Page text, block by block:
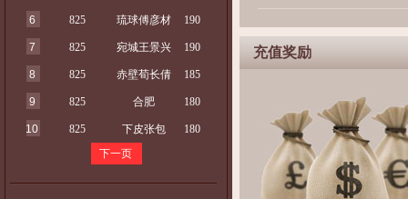
6 825 琉球傅彦材 190
7 825 宛城王景兴 190
8 825 赤壁荀长倩 185
9 825 合肥 180
10 825 下皮张包
180
下一页
充值奖励